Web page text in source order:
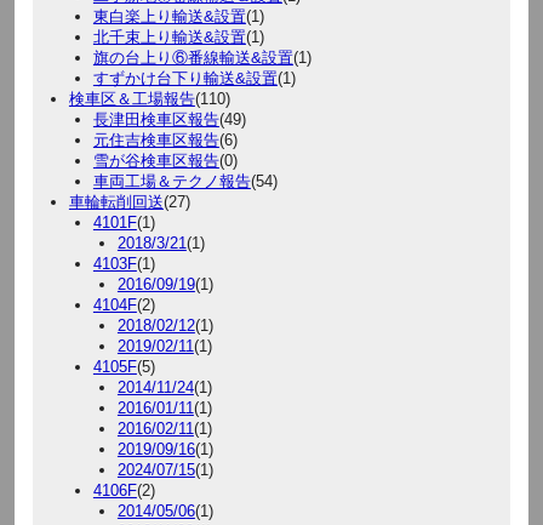
東白楽上り輸送&設置(1)
北千束上り輸送&設置(1)
旗の台上り⑥番線輸送&設置(1)
すずかけ台下り輸送&設置(1)
検車区＆工場報告(110)
長津田検車区報告(49)
元住吉検車区報告(6)
雪が谷検車区報告(0)
車両工場＆テクノ報告(54)
車輪転削回送(27)
4101F(1)
2018/3/21 (1)
4103F(1)
2016/09/19(1)
4104F(2)
2018/02/12(1)
2019/02/11 (1)
4105F(5)
2014/11/24(1)
2016/01/11 (1)
2016/02/11 (1)
2019/09/16(1)
2024/07/15(1)
4106F(2)
2014/05/06(1)